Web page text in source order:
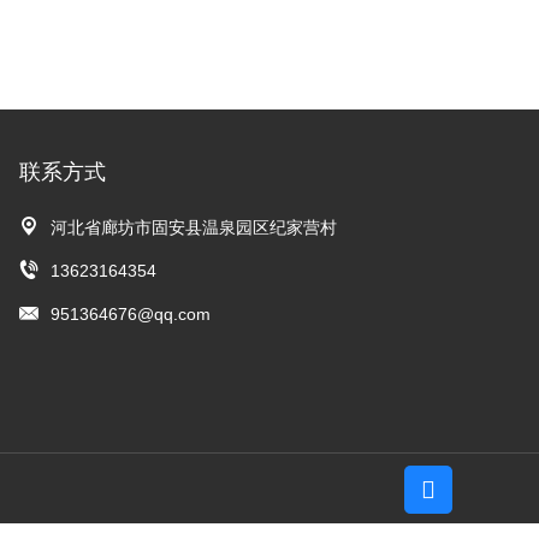
联系方式
河北省廊坊市固安县温泉园区纪家营村
13623164354
951364676@qq.com